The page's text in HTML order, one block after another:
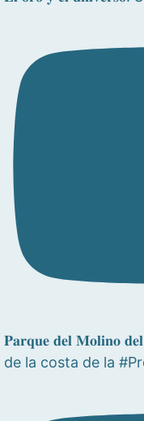
𝐏𝐚𝐫𝐪𝐮𝐞 𝐝𝐞𝐥 𝐌𝐨𝐥𝐢𝐧𝐨
de la costa de la